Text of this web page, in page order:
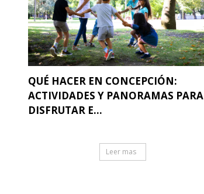
QUÉ HACER EN CONCEPCIÓN:
ACTIVIDADES Y PANORAMAS PARA
DISFRUTAR E...
Leer mas